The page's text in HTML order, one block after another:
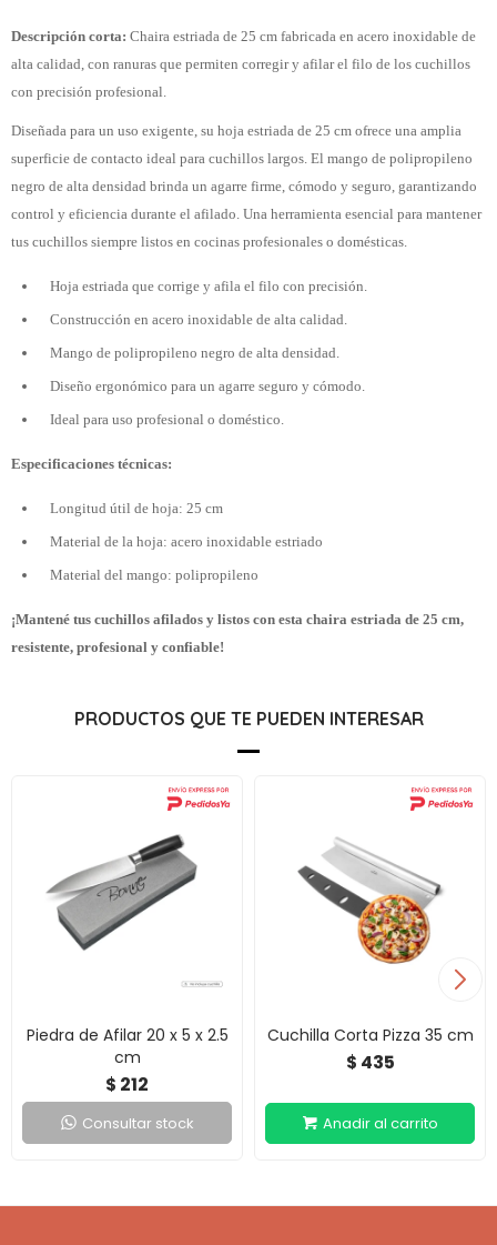
Descripción corta: Chaira estriada de 25 cm fabricada en acero inoxidable de
alta calidad, con ranuras que permiten corregir y afilar el filo de los cuchillos
con precisión profesional.
Diseñada para un uso exigente, su hoja estriada de 25 cm ofrece una amplia
superficie de contacto ideal para cuchillos largos. El mango de polipropileno
negro de alta densidad brinda un agarre firme, cómodo y seguro, garantizando
control y eficiencia durante el afilado. Una herramienta esencial para mantener
tus cuchillos siempre listos en cocinas profesionales o domésticas.
Hoja estriada que corrige y afila el filo con precisión.
Construcción en acero inoxidable de alta calidad.
Mango de polipropileno negro de alta densidad.
Diseño ergonómico para un agarre seguro y cómodo.
Ideal para uso profesional o doméstico.
Especificaciones técnicas:
Longitud útil de hoja: 25 cm
Material de la hoja: acero inoxidable estriado
Material del mango: polipropileno
¡Mantené tus cuchillos afilados y listos con esta chaira estriada de 25 cm,
resistente, profesional y confiable!
PRODUCTOS QUE TE PUEDEN INTERESAR
Piedra de Afilar 20 x 5 x 2.5
cm
$ 212
Consultar stock
Cuchilla Corta Pizza 35 cm
$ 435